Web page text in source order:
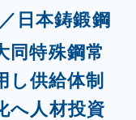
日本鋳鍛鋼
同特殊鋼常
し供給体制
へ人材投資